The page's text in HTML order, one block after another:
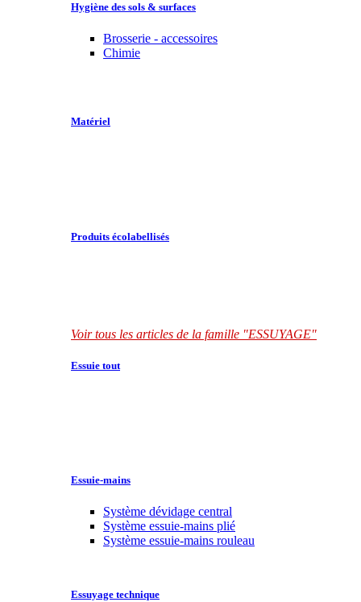
Hygiène des sols & surfaces
Brosserie - accessoires
Chimie
Matériel
Produits écolabellisés
Voir tous les articles de la famille "ESSUYAGE"
Essuie tout
Essuie-mains
Système dévidage central
Système essuie-mains plié
Système essuie-mains rouleau
Essuyage technique